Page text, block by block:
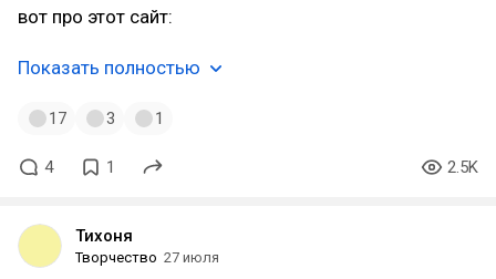
вот про этот сайт:
Показать полностью
17 3 1
4 1 2.5K
Тихоня
Творчество 27 июля